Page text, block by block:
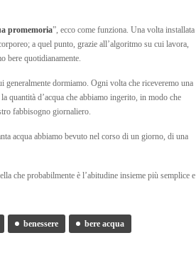
promemoria”, ecco come funziona. Una volta installata
a quel punto, grazie all’algoritmo su cui lavora,
bere quotidianamente.
generalmente dormiamo. Ogni volta che riceveremo una
quantità d’acqua che abbiamo ingerito, in modo che
fabbisogno giornaliero.
acqua abbiamo bevuto nel corso di un giorno, di una
che probabilmente è l’abitudine insieme più semplice e
benessere bere acqua